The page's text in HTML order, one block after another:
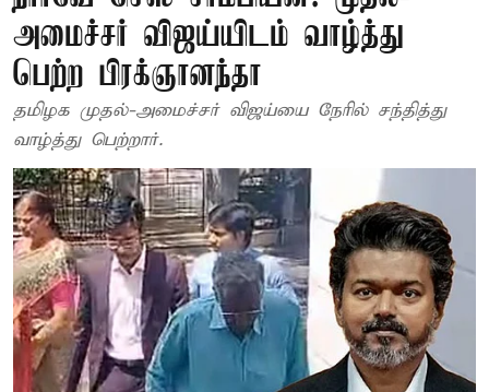
அமைச்சர் விஜய்யிடம் வாழ்த்து
பெற்ற பிரக்ஞானந்தா
தமிழக முதல்-அமைச்சர் விஜய்யை நேரில் சந்தித்து
வாழ்த்து பெற்றார்.